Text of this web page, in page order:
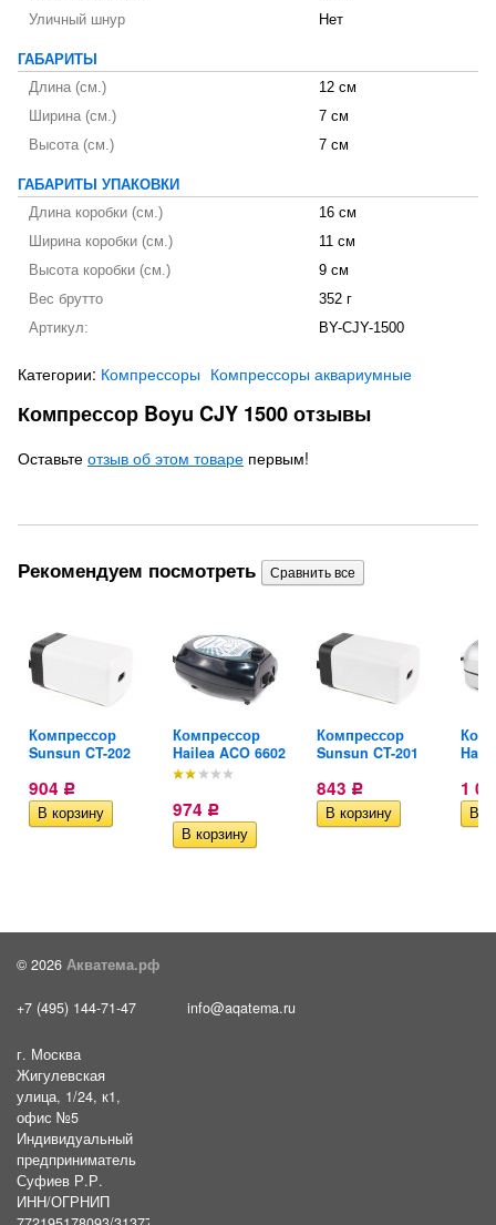
Уличный шнур
Нет
ГАБАРИТЫ
Длина (см.)
12 см
Ширина (см.)
7 см
Высота (см.)
7 см
ГАБАРИТЫ УПАКОВКИ
Длина коробки (см.)
16 см
Ширина коробки (см.)
11 см
Высота коробки (см.)
9 см
Вес брутто
352 г
Артикул:
BY-CJY-1500
Категории: Компрессоры Компрессоры аквариумные
Компрессор Boyu CJY 1500 отзывы
Оставьте отзыв об этом товаре первым!
Рекомендуем посмотреть
Компрессор
Sunsun CT-202
904 Р
Компрессор
Hailea ACO 6602
974 Р
Компрессор
Sunsun CT-201
843 Р 1
© 2026 Акватема.рф
+7 (495) 144-71-47 info@aqatema.ru
г. Москва
Жигулевская
улица, 1/24, к1,
офис №5
Индивидуальный
предприниматель
Суфиев Р.Р.
ИНН/ОГРНИП